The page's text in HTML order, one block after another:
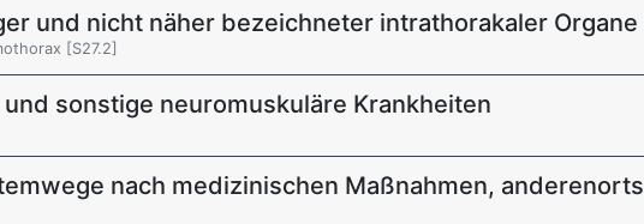
und nicht näher bezeichneter intrathorakaler Organe
[S27.2]
sonstige neuromuskuläre Krankheiten
nach medizinischen Maßnahmen, anderenorts